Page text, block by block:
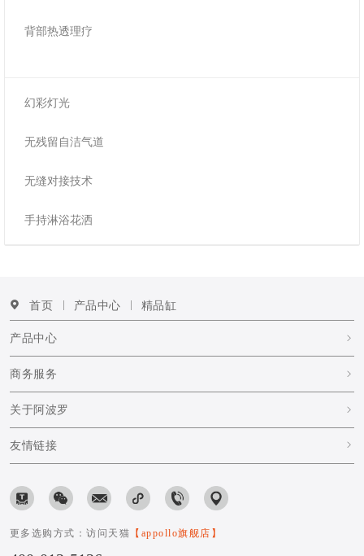
背部热透理疗
幻彩灯光
无残留自洁气道
无缝对接技术
手持淋浴花洒
首页 产品中心 精品缸
产品中心
商务服务
关于阿波罗
友情链接
更多选购方式：访问天猫 【appollo旗舰店】